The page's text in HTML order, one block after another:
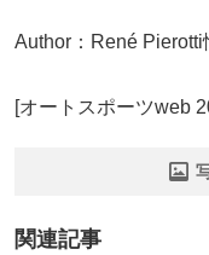
Author：René Pierotti
[オートスポーツweb
関連記事